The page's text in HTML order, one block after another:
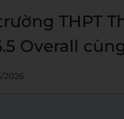
THPT
Overall
2026